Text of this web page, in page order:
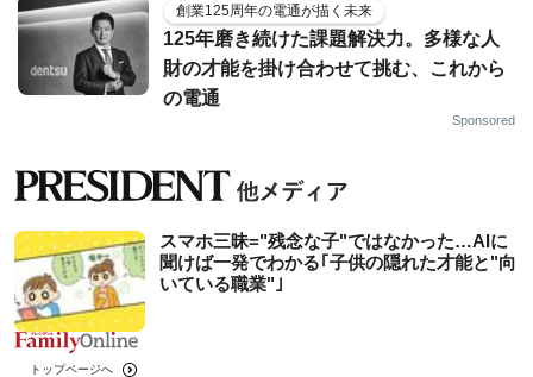
創業125周年の電通が描く未来
125年磨き続けた課題解決力。多様な人
財の才能を掛け合わせて挑む、これから
の電通
Sponsored
スマホ三昧="残念な子"ではなかった…AIに
聞けば一発でわかる｢子供の隠れた才能と"向
いている職業"｣
トップページへ